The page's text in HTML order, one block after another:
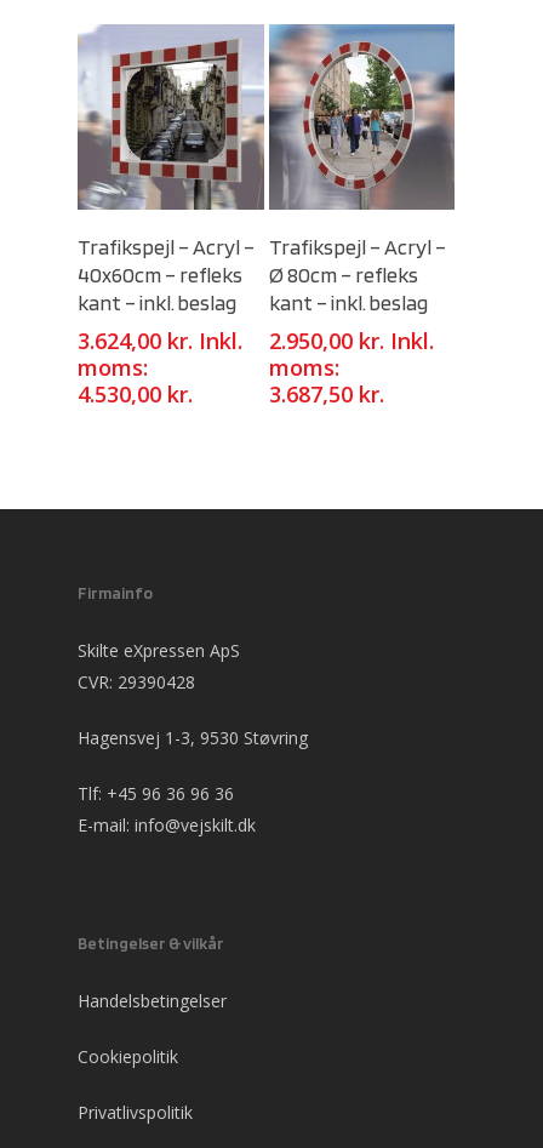
Trafikspejl – Acryl –
40x60cm – refleks
kant – inkl. beslag
3.624,00 kr. Inkl.
moms:
4.530,00 kr.
Trafikspejl – Acryl –
Ø 80cm – refleks
kant – inkl. beslag
2.950,00 kr. Inkl.
moms:
3.687,50 kr.
Firmainfo
Skilte eXpressen ApS
CVR: 29390428
Hagensvej 1-3, 9530 Støvring
Tlf: +45 96 36 96 36
E-mail: info@vejskilt.dk
Betingelser & vilkår
Handelsbetingelser
Cookiepolitik
Privatlivspolitik